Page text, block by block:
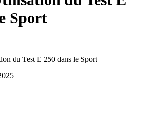
Sport
du Test E 250 dans le Sport